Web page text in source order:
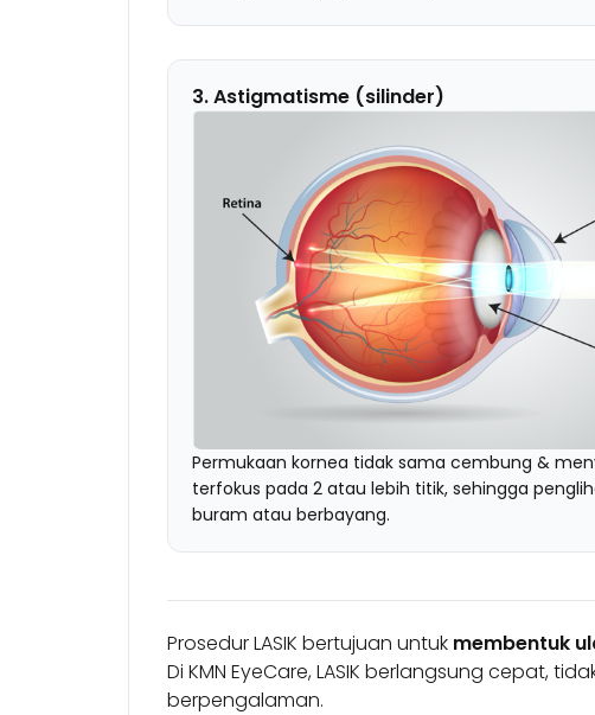
3. Astigmatisme (silinder)
Permukaan kornea tidak sama cembung &
terfokus pada 2 atau lebih titik, sehingga
buram atau berbayang.
Prosedur LASIK bertujuan untuk membentuk
Di KMN EyeCare, LASIK berlangsung cepat,
berpengalaman.